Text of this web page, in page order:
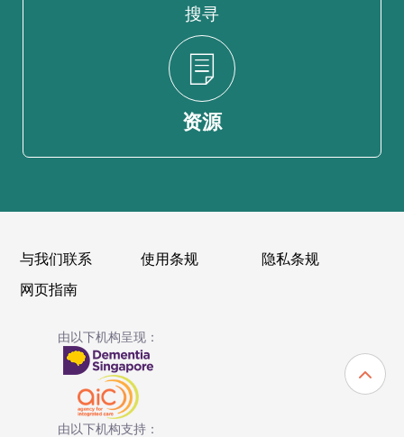
搜寻
资源
与我们联系 使用条规
隐私条规
网页指南
由以下机构呈现：
由以下机构支持：